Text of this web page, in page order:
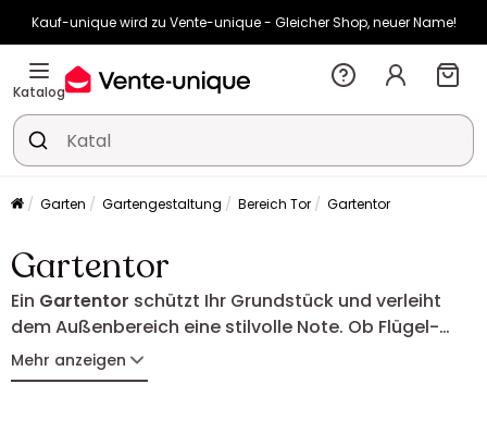
Kauf-unique wird zu Vente-unique - Gleicher Shop, neuer Name!
-10% ab €450 mitENJOY10auf Vente-unique-Produkte
Noch:
Katalog
Garten Gartengestaltung Bereich Tor Gartentor
Gartentor
Ein Gartentor schützt Ihr Grundstück und verleiht
dem Außenbereich eine stilvolle Note. Ob Flügel-
oder Schiebetor – es passt sich den Gegebenheiten
Ihres Grundstücks und Ihren Anforderungen optimal
Mehr anzeigen